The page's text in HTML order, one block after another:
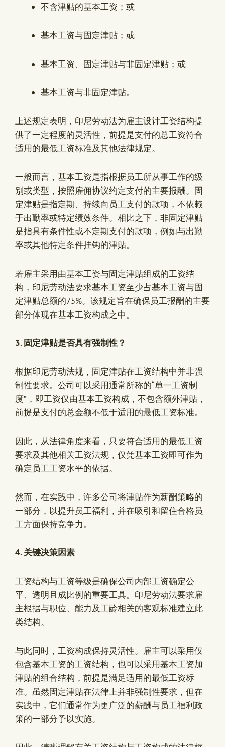
不含津贴的基本工资；或
基本工资与固定津贴；或
基本工资、固定津贴与非固定津贴；或
基本工资与非固定津贴。
上述规定表明，印尼劳动法为雇主设计工资结构提
供了一定程度的灵活性，前提是支付的总工资符合
适用的最低工资标准及其他法律规定。
一般而言，基本工资是指根据员工所从事工作的级
别或类型，按照雇佣协议约定支付的主要报酬。固
定津贴是指定期、持续向员工支付的款项，不依赖
于出勤率或特定绩效条件。相比之下，非固定津贴
是指具有条件性或不定期支付的款项，例如与出勤
率或其他特定条件挂钩的津贴。
若雇主采用由基本工资与固定津贴组成的工资结
构，印尼劳动法要求基本工资至少占基本工资与固
定津贴总额的75%。该规定旨在确保员工报酬的主要
部分体现在基本工资构成之中。
3. 固定津贴是否具有强制性？
根据印尼劳动法规，固定津贴在工资结构中并非强
制性要求。公司可以采用通常所称的“单一工资制
度”，即工资仅由基本工资构成，不包含额外津贴，
前提是支付的总金额不低于适用的最低工资标准。
因此，从法律角度来看，只要符合适用的最低工资
要求及其他相关工资法规，仅凭基本工资即可作为
确定员工工资水平的依据。
然而，在实践中，许多公司将津贴作为薪酬策略的
一部分，以提升员工福利，并在吸引和留住合格员
工方面保持竞争力。
4. 关键决策因素
工资结构与工资等级是确保公司内部工资确定公
平、透明且成比例的重要工具。印尼劳动法要求雇
主根据与职位、能力及工龄相关的客观标准建立此
类结构。
与此同时，工资构成保持灵活性。雇主可以采用仅
包含基本工资的工资结构，也可以采用基本工资加
津贴的组合结构，前提是满足适用的最低工资标
准。虽然固定津贴在法律上并非强制性要求，但在
实践中，它们通常作为更广泛的薪酬与员工福利政
策的一部分予以实施。